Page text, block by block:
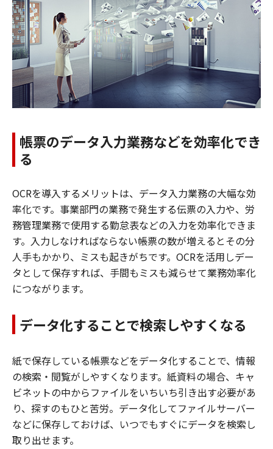
帳票のデータ入力業務などを効率化でき
る
OCRを導入するメリットは、データ入力業務の大幅な効
率化です。事業部門の業務で発生する伝票の入力や、労
務管理業務で使用する勤怠表などの入力を効率化できま
す。入力しなければならない帳票の数が増えるとその分
人手もかかり、ミスも起きがちです。OCRを活用しデー
タとして保存すれば、手間もミスも減らせて業務効率化
につながります。
データ化することで検索しやすくなる
紙で保存している帳票などをデータ化することで、情報
の検索・閲覧がしやすくなります。紙資料の場合、キャ
ビネットの中からファイルをいちいち引き出す必要があ
り、探すのもひと苦労。データ化してファイルサーバー
などに保存しておけば、いつでもすぐにデータを検索し
取り出せます。